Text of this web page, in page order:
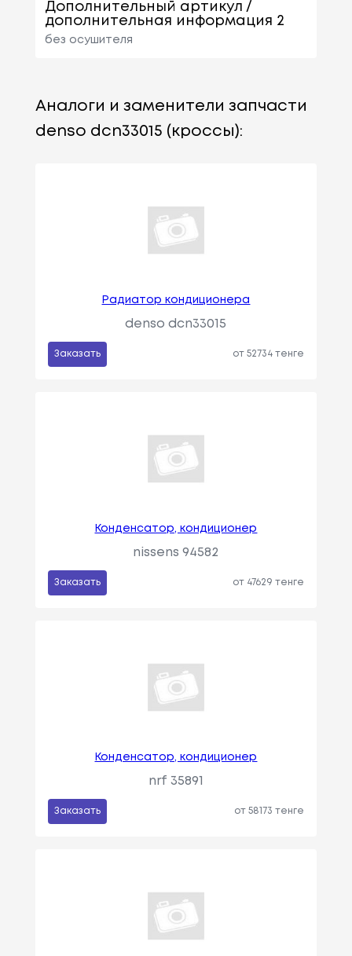
Дополнительный артикул /
дополнительная информация 2
без осушителя
Аналоги и заменители запчасти
denso dcn33015 (кроссы):
Радиатор кондиционера
denso dcn33015
Заказать от 52734 тенге
Конденсатор, кондиционер
nissens 94582
Заказать от 47629 тенге
Конденсатор, кондиционер
nrf 35891
Заказать от 58173 тенге